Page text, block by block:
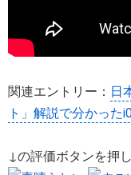
関連エントリー： 日
ト」解説で分かった
↓の評価ボタンを押